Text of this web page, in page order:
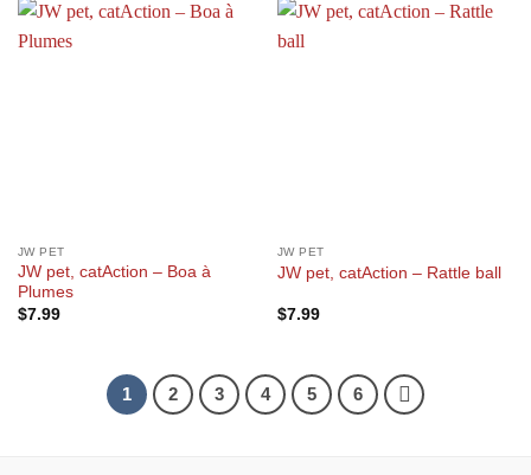
JW PET
JW pet, catAction – Boa à
Plumes
$7.99
JW PET
JW pet, catAction – Rattle ball
$7.99
1 2 3 4 5 6